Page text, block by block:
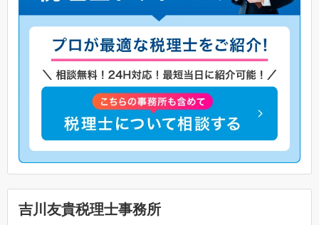
吉川友貴税理士事務所